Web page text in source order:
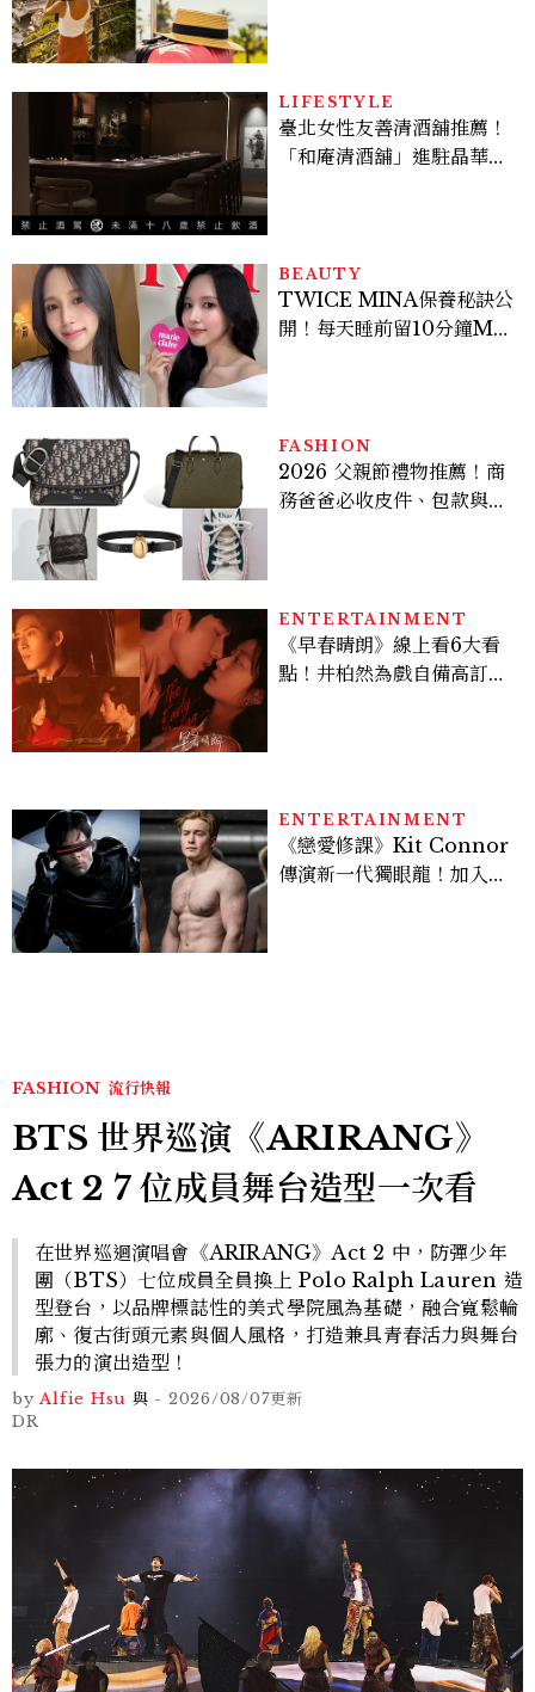
LIFESTYLE
臺北女性友善清酒舖推薦！
「和庵清酒舖」進駐晶華酒
BEAUTY
TWICE MINA保養秘訣公
開！每天睡前留10分鐘ME
FASHION
2026 父親節禮物推薦！商
務爸爸必收皮件、包款與鞋
ENTERTAINMENT
《早春晴朗》線上看6大看
點！井柏然為戲自備高訂，
ENTERTAINMENT
《戀愛修課》Kit Connor
傳演新一代獨眼龍！加入新
FASHION 流行快報
BTS 世界巡演《ARIRANG》
Act 2 7 位成員舞台造型一次看
在世界巡迴演唱會《ARIRANG》Act 2 中，防彈少年
團（BTS）七位成員全員換上 Polo Ralph Lauren 造
型登台，以品牌標誌性的美式學院風為基礎，融合寬鬆輪
廓、復古街頭元素與個人風格，打造兼具青春活力與舞台
張力的演出造型！
by Alfie Hsu 與 - 2026/08/07更新
DR